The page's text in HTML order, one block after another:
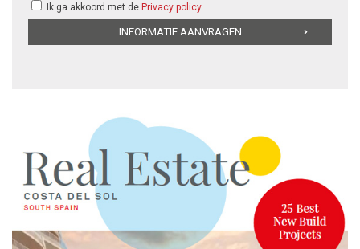
Ik ga akkoord met de Privacy policy